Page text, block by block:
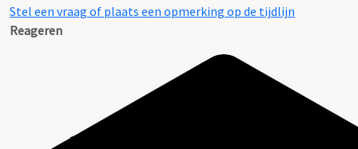
Stel een vraag of plaats een opmerking op de tijdlijn
Reageren